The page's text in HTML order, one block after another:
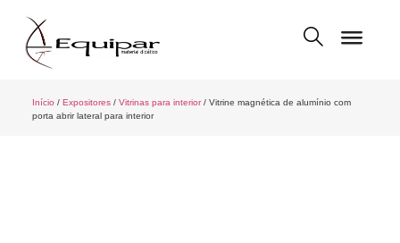
Início / Expositores/ Vitrinas para interior/ Vitrine magnética de alumínio com
porta abrir lateral para interior